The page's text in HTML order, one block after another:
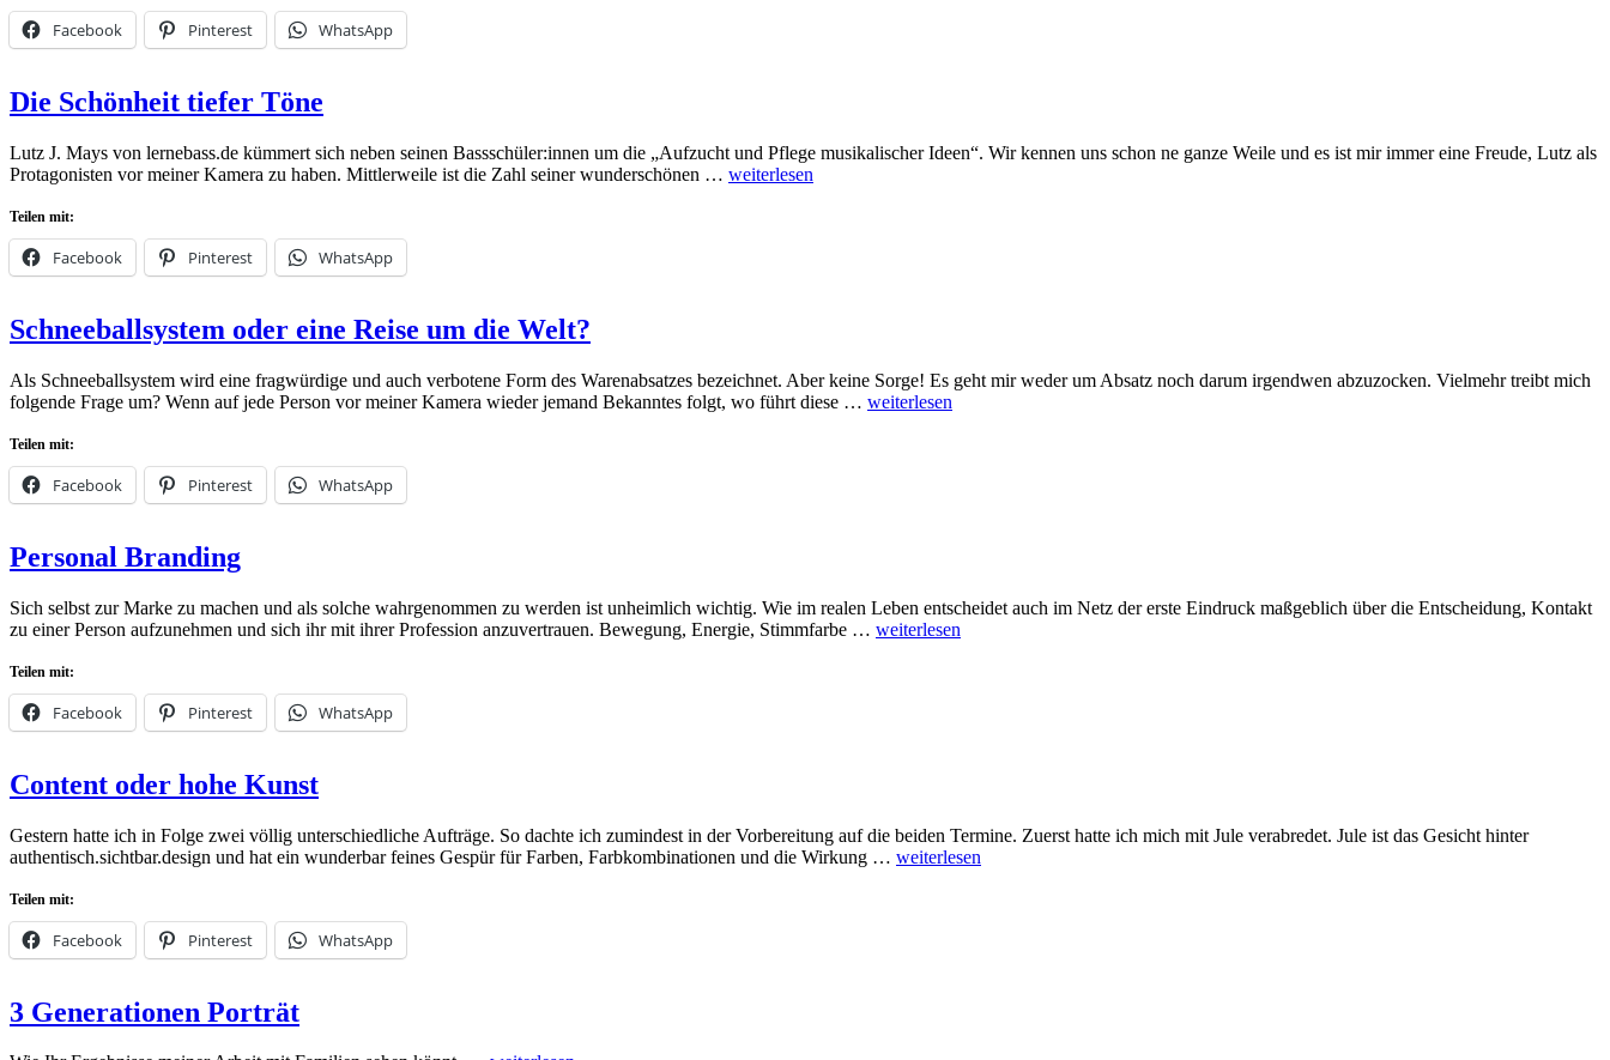
Facebook Pinterest WhatsApp
Posted
on
19.
Februar
Februar
2024
by
admin
Leave
a
Die Schönheit tiefer Töne
Lutz J. Mays von lernebass.de kümmert sich neben seinen Bassschüler:innen um die „Aufzucht und Pflege musikalischer Ideen“. Wir kennen uns schon ne ganze Weile und es ist mir immer eine Freude, Lutz als
Protagonisten vor meiner Kamera zu haben. Mittlerweile ist die Zahl seiner wunderschönen … weiterlesen
Teilen mit:
Facebook Pinterest WhatsApp
Posted
on
8.
Januar
Januar
2024
by
admin
Leave
a
Schneeballsystem oder eine Reise um die Welt?
Als Schneeballsystem wird eine fragwürdige und auch verbotene Form des Warenabsatzes bezeichnet. Aber keine Sorge! Es geht mir weder um Absatz noch darum irgendwen abzuzocken. Vielmehr treibt mich
folgende Frage um? Wenn auf jede Person vor meiner Kamera wieder jemand Bekanntes folgt, wo führt diese … weiterlesen
Teilen mit:
Facebook Pinterest WhatsApp
Posted
on
30.
März
by
admin
Leave
a
Personal Branding
Sich selbst zur Marke zu machen und als solche wahrgenommen zu werden ist unheimlich wichtig. Wie im realen Leben entscheidet auch im Netz der erste Eindruck maßgeblich über die Entscheidung, Kontakt
zu einer Person aufzunehmen und sich ihr mit ihrer Profession anzuvertrauen. Bewegung, Energie, Stimmfarbe … weiterlesen
Teilen mit:
Facebook Pinterest WhatsApp
Posted
on
20.
März
März
2023
by
admin
Leave
a
Content oder hohe Kunst
Gestern hatte ich in Folge zwei völlig unterschiedliche Aufträge. So dachte ich zumindest in der Vorbereitung auf die beiden Termine. Zuerst hatte ich mich mit Jule verabredet. Jule ist das Gesicht hinter
authentisch.sichtbar.design und hat ein wunderbar feines Gespür für Farben, Farbkombinationen und die Wirkung … weiterlesen
Teilen mit:
Facebook Pinterest WhatsApp
Posted
on
19.
März
by
admin
Leave
a
3 Generationen Porträt